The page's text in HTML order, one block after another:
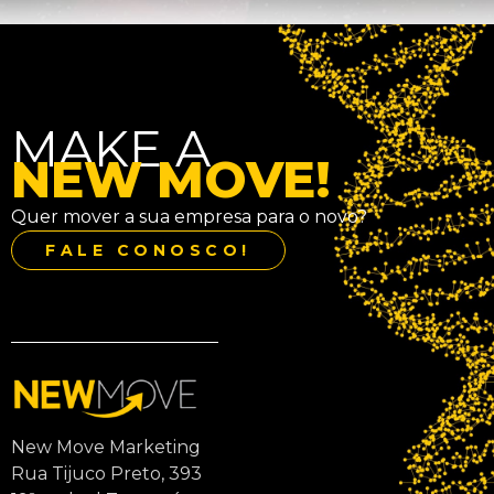
MAKE A
NEW MOVE!
Quer mover a sua empresa para o novo?
FALE CONOSCO!
New Move Marketing
Rua Tijuco Preto, 393